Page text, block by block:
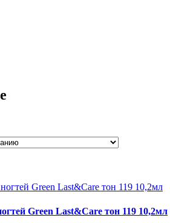
Green Last&Care тон 119 10,2мл